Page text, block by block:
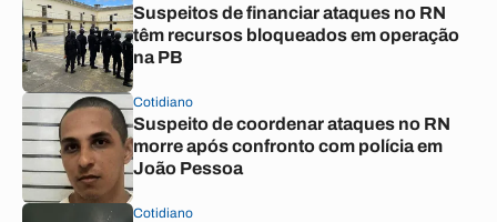
Suspeitos de financiar ataques no RN
têm recursos bloqueados em operação
na PB
Cotidiano
Suspeito de coordenar ataques no RN
morre após confronto com polícia em
João Pessoa
Cotidiano